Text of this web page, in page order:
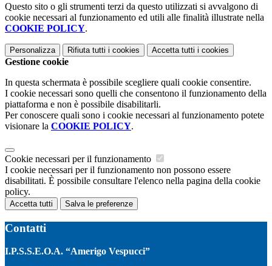
Questo sito o gli strumenti terzi da questo utilizzati si avvalgono di
cookie necessari al funzionamento ed utili alle finalità illustrate nella
COOKIE POLICY.
Personalizza Rifiuta tutti i cookies Accetta tutti i cookies
Gestione cookie
In questa schermata è possibile scegliere quali cookie consentire.
I cookie necessari sono quelli che consentono il funzionamento della
piattaforma e non è possibile disabilitarli.
Per conoscere quali sono i cookie necessari al funzionamento potete
visionare la COOKIE POLICY.
Cookie necessari per il funzionamento
I cookie necessari per il funzionamento non possono essere
disabilitati. È possibile consultare l'elenco nella pagina della cookie
policy.
Accetta tutti Salva le preferenze
Contatti
I.P.S.S.E.O.A. “Amerigo Vespucci”